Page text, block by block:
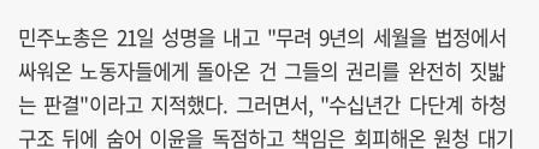
민주노총은 21일 성명을 내고 "무려 9년의 세월을 법정에서
싸워온 노동자들에게 돌아온 건 그들의 권리를 완전히 짓밟
는 판결"이라고 지적했다. 그러면서, "수십년간 다단계 하청
구조 뒤에 숨어 이윤을 독점하고 책임은 회피해온 원청 대기